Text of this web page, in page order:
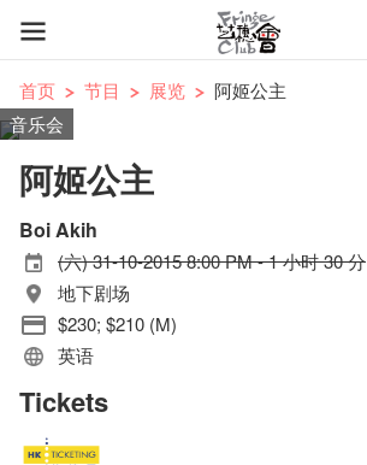
首页 节目 展览
阿姬公主
音乐会
阿姬公主
Boi Akih
(六) 31-10-2015 8:00 PM - 1 小时 30 分
地下剧场
$230; $210 (M)
英语
Tickets